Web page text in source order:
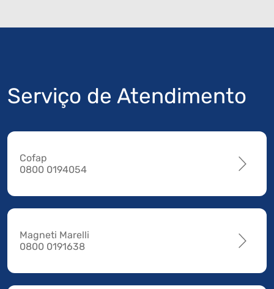
Serviço de Atendimento
Cofap
0800 0194054
Magneti Marelli
0800 0191638